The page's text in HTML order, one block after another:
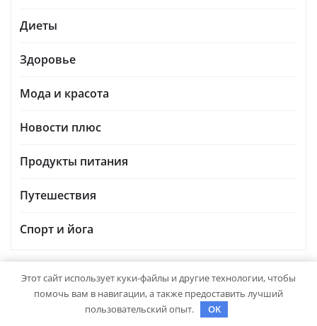
Диеты
Здоровье
Мода и красота
Новости плюс
Продукты питания
Путешествия
Спорт и йога
ВЫ МОГЛИ ПРОПУСТИТЬ
Этот сайт использует куки-файлы и другие технологии, чтобы
помочь вам в навигации, а также предоставить лучший
пользовательский опыт.
OK